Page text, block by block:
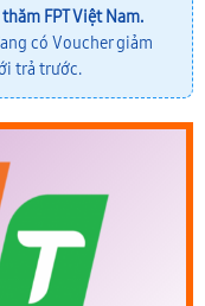
FPT Việt Nam.
có Voucher giảm
trả trước.